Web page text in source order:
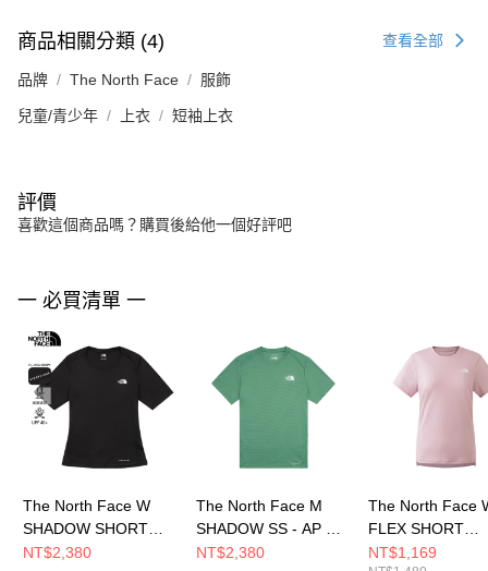
商品相關分類 (4) 查看全部
品牌 The North Face 服飾
兒童/青少年 上衣 短袖上衣
評價
喜歡這個商品嗎？購買後給他一個好評吧
一 必買清單 一
The North Face W
SHADOW SHORT
SLEEVE T-SHIRT -
NT$2,380
The North Face M
SHADOW SS - AP 男
短袖上衣
NT$2,380
The North Face
FLEX SHORT
SLEEVES REG
NT$1,169